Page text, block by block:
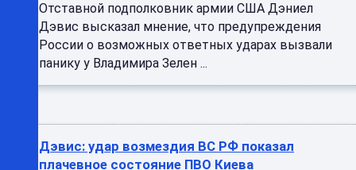
Отставной подполковник армии США Дэниел
Дэвис высказал мнение, что предупреждения
России о возможных ответных ударах вызвали
панику у Владимира Зелен ...
Дэвис: удар возмездия ВС РФ показал
плачевное состояние ПВО Киева